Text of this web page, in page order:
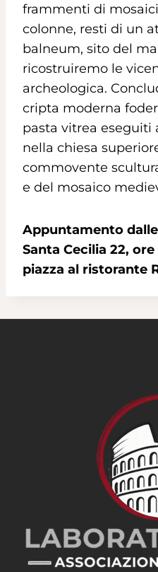
frammenti di
colonne, resti di un
balneum, sito del
ricostruiremo le
archeologica.
cripta moderna
pasta vitrea eseguiti
nella chiesa
commovente
e del mosaico
Appuntamento
Santa Cecilia 22,
piazza al ristorante